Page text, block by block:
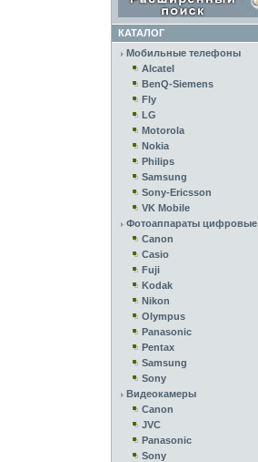
КАТАЛОГ
Мобильные телефоны
Alcatel
BenQ-Siemens
Fly
LG
Motorola
Nokia
Philips
Samsung
Sony-Ericsson
VK Mobile
Фотоаппараты цифровые
Canon
Casio
Fuji
Kodak
Nikon
Olympus
Panasonic
Pentax
Samsung
Sony
Видеокамеры
Canon
JVC
Panasonic
Sony